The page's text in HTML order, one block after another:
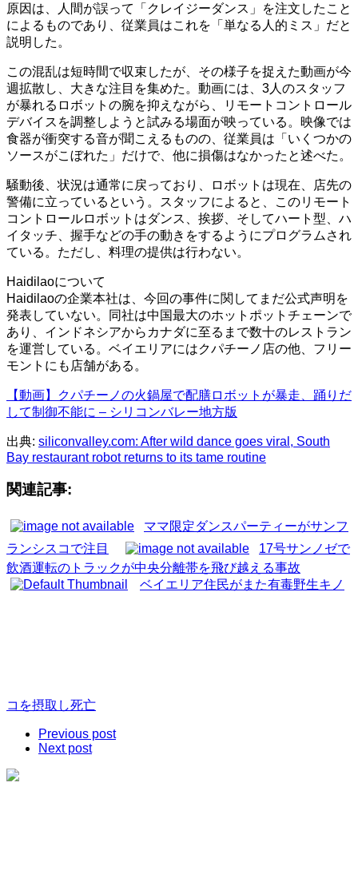
原因は、人間が誤って「クレイジーダンス」を注文したこと
によるものであり、従業員はこれを「単なる人的ミス」だと
説明した。
この混乱は短時間で収束したが、その様子を捉えた動画が今
週拡散し、大きな注目を集めた。動画には、3人のスタッフ
が暴れるロボットの腕を抑えながら、リモートコントロール
デバイスを調整しようと試みる場面が映っている。映像では
食器が衝突する音が聞こえるものの、従業員は「いくつかの
ソースがこぼれた」だけで、他に損傷はなかったと述べた。
騒動後、状況は通常に戻っており、ロボットは現在、店先の
警備に立っているという。スタッフによると、このリモート
コントロールロボットはダンス、挨拶、そしてハート型、ハ
イタッチ、握手などの手の動きをするようにプログラムされ
ている。ただし、料理の提供は行わない。
Haidilaoについて
Haidilaoの企業本社は、今回の事件に関してまだ公式声明を
発表していない。同社は中国最大のホットポットチェーンで
あり、インドネシアからカナダに至るまで数十のレストラン
を運営している。ベイエリアにはクパチーノ店の他、フリー
モントにも店舗がある。
【動画】クパチーノの火鍋屋で配膳ロボットが暴走、踊りだ
して制御不能に – シリコンバレー地方版
出典: siliconvalley.com: After wild dance goes viral, South
Bay restaurant robot returns to its tame routine
関連記事:
ママ限定ダンスパーティーがサンフ
ランシスコで注目
17号サンノゼで
飲酒運転のトラックが中央分離帯を飛び越える事故
ベイエリア住民がまた有毒野生キノ
コを摂取し死亡
Previous post
Next post